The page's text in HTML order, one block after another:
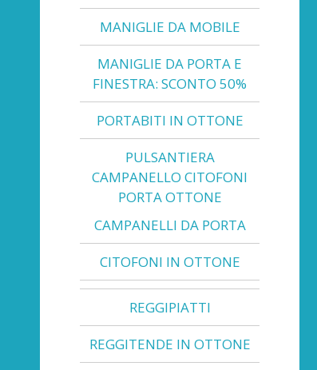
MANIGLIE DA MOBILE
MANIGLIE DA PORTA E
FINESTRA: SCONTO 50%
PORTABITI IN OTTONE
PULSANTIERA
CAMPANELLO CITOFONI
PORTA OTTONE
CAMPANELLI DA PORTA
CITOFONI IN OTTONE
REGGIPIATTI
REGGITENDE IN OTTONE